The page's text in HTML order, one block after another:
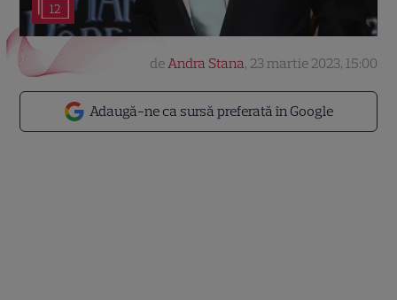
12
Adaugă-ne ca sursă preferată în Google
deAndra Stana, 23 martie 2023, 15:00